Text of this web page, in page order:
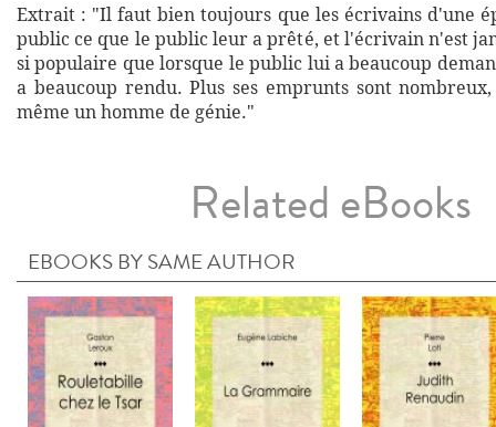
Extrait : "Il faut bien toujours que les écrivains d'une
public ce que le public leur a prêté, et l'écrivain n'est
si populaire que lorsque le public lui a beaucoup
a beaucoup rendu. Plus ses emprunts sont
même un homme de génie."
Related eBooks
EBOOKS BY SAME AUTHOR